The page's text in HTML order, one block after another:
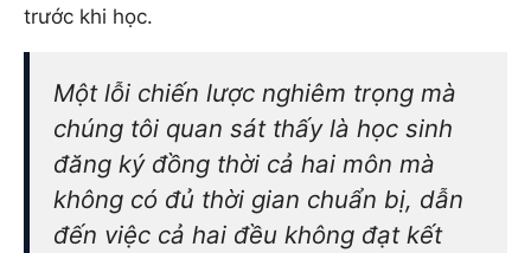
trước khi học.
Một lỗi chiến lược nghiêm trọng mà
chúng tôi quan sát thấy là học sinh
đăng ký đồng thời cả hai môn mà
không có đủ thời gian chuẩn bị, dẫn
đến việc cả hai đều không đạt kết